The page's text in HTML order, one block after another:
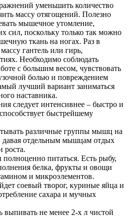
уменьшить количество
массу отягощений. Полезно
мышечное утомление,
сил, поскольку только так можно
ткань на ногах. Раз в
гантель или гирь,
Необходимо соблюдать
с большим весом, чувствовать
болью и повреждением
лучший вариант заниматься
наставника.
следует интенсивнее – быстро и
быстрейшему
различные группы мышц на
давая отдельным мышцам отдых
роста.
питаться. Есть рыбу,
белка, фрукты и овощи
и микроэлементов.
соевый творог, куриные яйца и
сахара и мучных
выпивать не менее 2-х л чистой